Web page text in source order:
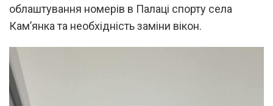
облаштування номерів в Палаці спорту села
Кам’янка та необхідність заміни вікон.